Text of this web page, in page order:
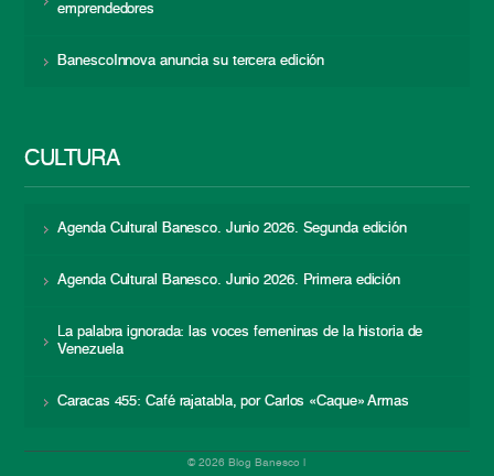
emprendedores
BanescoInnova anuncia su tercera edición
CULTURA
Agenda Cultural Banesco. Junio 2026. Segunda edición
Agenda Cultural Banesco. Junio 2026. Primera edición
La palabra ignorada: las voces femeninas de la historia de
Venezuela
Caracas 455: Café rajatabla, por Carlos «Caque» Armas
© 2026 Blog Banesco |